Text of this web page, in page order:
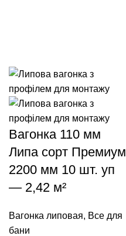
Вагонка 110 мм
Липа сорт Премиум
2200 мм 10 шт. уп
— 2,42 м²
Вагонка липовая, Все для
бани